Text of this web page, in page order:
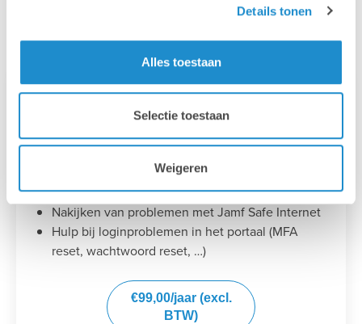
Details tonen
Alles toestaan
Selectie toestaan
Weigeren
begeleiden bij het dagelijkse devicebeheer.
Jamf Silver
Vernieuwen van certificaten (APNS, ADE, VPP)
configuratieprofielen
Nakijken van problemen met App Store apps
Nakijken van problemen met Jamf Safe Internet
Hulp bij loginproblemen in het portaal (MFA
reset, wachtwoord reset, …)
€99,00/jaar (excl.
BTW)